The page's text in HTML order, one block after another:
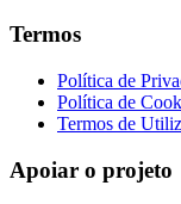
Termos
Política de
Política de
Termos de
Apoiar o projeto